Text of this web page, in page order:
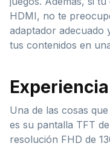
HDMI, no te
adaptador adecuado
tus contenidos en
Una de las cosas
es su pantalla TFT
resolución FHD de